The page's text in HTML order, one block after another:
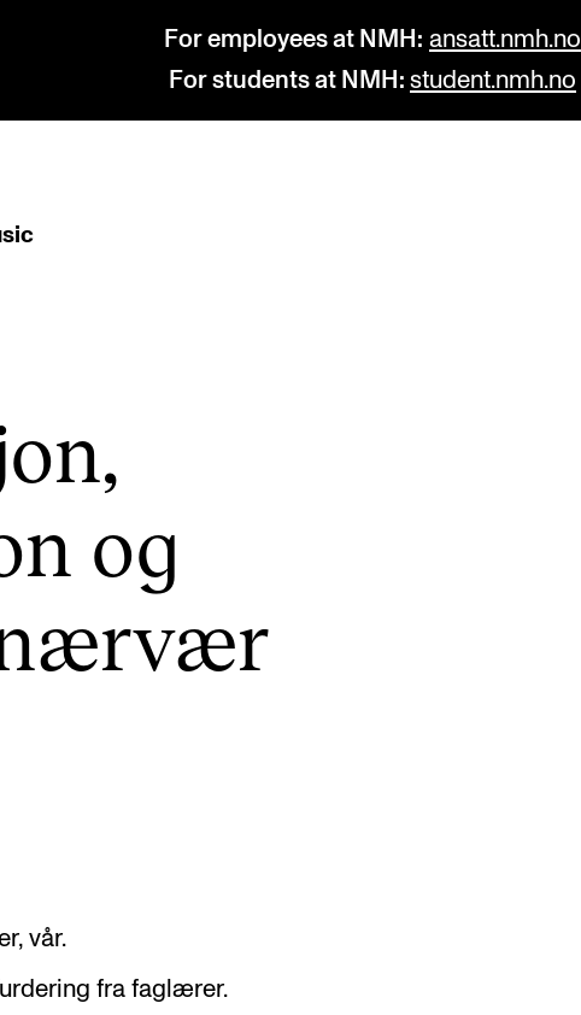
For employees at NMH: ansatt.nmh.no
For students at NMH: student.nmh.no
INFO
og
vår.
fra faglærer.